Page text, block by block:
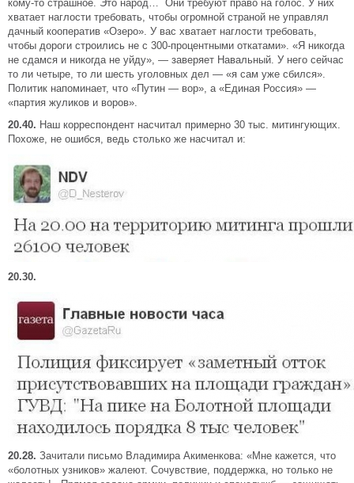
кому-то страшное. Это народ… Они требуют право на голос. У них
хватает наглости требовать, чтобы огромной страной не управлял
дачный кооператив «Озеро». У вас хватает наглости требовать,
чтобы дороги строились не с 300-процентными откатами». «Я никогда
не сдамся и никогда не уйду», — заверяет Навальный. У него сейчас
то ли четыре, то ли шесть уголовных дел — «я сам уже сбился».
Политик напоминает, что «Путин — вор», а «Единая Россия» —
«партия жуликов и воров».
20.40. Наш корреспондент насчитал примерно 30 тыс. митингующих.
Похоже, не ошибся, ведь столько же насчитал и:
20.30.
20.28. Зачитали письмо Владимира Акименкова: «Мне кажется, что
«болотных узников» жалеют. Сочувствие, поддержка, но только не